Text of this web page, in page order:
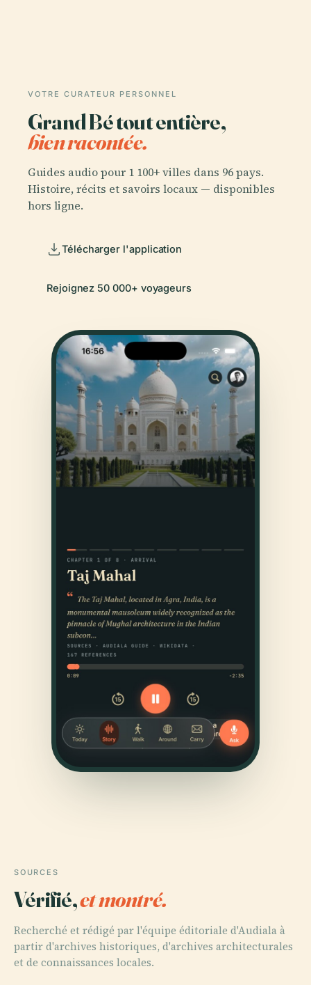
VOTRE CURATEUR PERSONNEL
Grand Bé tout entière,
bien racontée.
Guides audio pour 1 100+ villes dans 96 pays.
Histoire, récits et savoirs locaux — disponibles
hors ligne.
Télécharger l'application
Rejoignez 50 000+ voyageurs
SOURCES
Vérifié,et montré.
Recherché et rédigé par l'équipe éditoriale d'Audiala à
partir d'archives historiques, d'archives architecturales
et de connaissances locales.